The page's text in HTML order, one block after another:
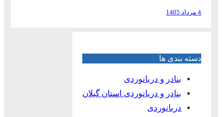
4 مرداد 1405
دسته بندی ها
بنادر و دریانوردی
بنادر و دریانوردی استان گیلان
دریانوردی